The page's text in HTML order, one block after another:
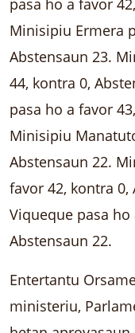
Minisipiu Ermera
Abstensaun 23.
44, kontra 0,
pasa ho a favor
Minisipiu
Abstensaun 22.
favor 42, kontra
Viqueque pasa ho
Abstensaun 22.
Entertantu
ministeriu,